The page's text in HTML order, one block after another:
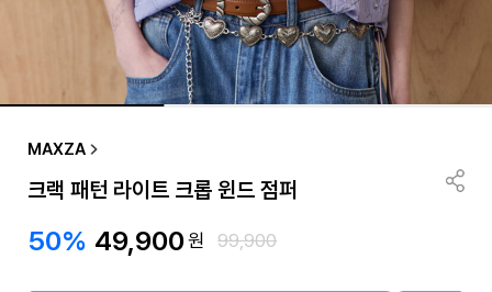
MAXZA
크랙 패턴 라이트 크롭 윈드 점퍼
50% 49,900원 99,900